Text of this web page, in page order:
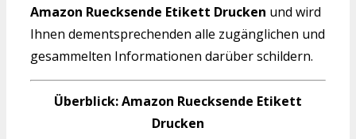
Amazon Ruecksende Etikett Drucken und wird
Ihnen dementsprechenden alle zugänglichen und
gesammelten Informationen darüber schildern.
Überblick: Amazon Ruecksende Etikett
Drucken